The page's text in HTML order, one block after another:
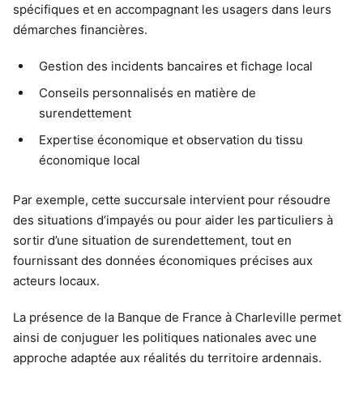
spécifiques et en accompagnant les usagers dans leurs
démarches financières.
Gestion des incidents bancaires et fichage local
Conseils personnalisés en matière de
surendettement
Expertise économique et observation du tissu
économique local
Par exemple, cette succursale intervient pour résoudre
des situations d’impayés ou pour aider les particuliers à
sortir d’une situation de surendettement, tout en
fournissant des données économiques précises aux
acteurs locaux.
La présence de la Banque de France à Charleville permet
ainsi de conjuguer les politiques nationales avec une
approche adaptée aux réalités du territoire ardennais.